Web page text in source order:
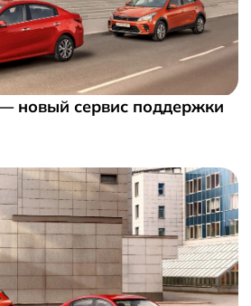
новый сервис поддержки